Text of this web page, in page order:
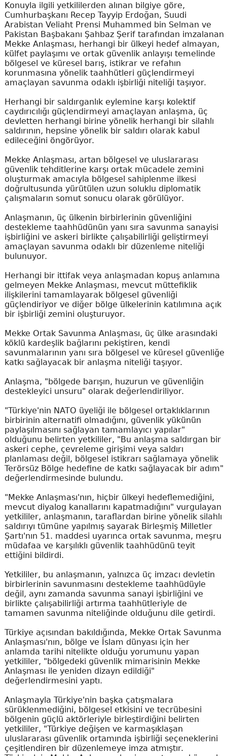
Konuyla ilgili yetkililerden alınan bilgiye göre,
Cumhurbaşkanı Recep Tayyip Erdoğan, Suudi
Arabistan Veliaht Prensi Muhammed bin Selman ve
Pakistan Başbakanı Şahbaz Şerif tarafından imzalanan
Mekke Anlaşması, herhangi bir ülkeyi hedef almayan,
külfet paylaşımı ve ortak güvenlik anlayışı temelinde
bölgesel ve küresel barış, istikrar ve refahın
korunmasına yönelik taahhütleri güçlendirmeyi
amaçlayan savunma odaklı işbirliği niteliği taşıyor.
Herhangi bir saldırganlık eylemine karşı kolektif
caydırıcılığı güçlendirmeyi amaçlayan anlaşma, üç
devletten herhangi birine yönelik herhangi bir silahlı
saldırının, hepsine yönelik bir saldırı olarak kabul
edileceğini öngörüyor.
Mekke Anlaşması, artan bölgesel ve uluslararası
güvenlik tehditlerine karşı ortak mücadele zemini
oluşturmak amacıyla bölgesel sahiplenme ilkesi
doğrultusunda yürütülen uzun soluklu diplomatik
çalışmaların somut sonucu olarak görülüyor.
Anlaşmanın, üç ülkenin birbirlerinin güvenliğini
destekleme taahhüdünün yanı sıra savunma sanayisi
işbirliğini ve askeri birlikte çalışabilirliği geliştirmeyi
amaçlayan savunma odaklı bir düzenleme niteliği
bulunuyor.
Herhangi bir ittifak veya anlaşmadan kopuş anlamına
gelmeyen Mekke Anlaşması, mevcut müttefiklik
ilişkilerini tamamlayarak bölgesel güvenliği
güçlendiriyor ve diğer bölge ülkelerinin katılımına açık
bir işbirliği zemini oluşturuyor.
Mekke Ortak Savunma Anlaşması, üç ülke arasındaki
köklü kardeşlik bağlarını pekiştiren, kendi
savunmalarının yanı sıra bölgesel ve küresel güvenliğe
katkı sağlayacak bir anlaşma niteliği taşıyor.
Anlaşma, "bölgede barışın, huzurun ve güvenliğin
destekleyici unsuru" olarak değerlendiriliyor.
"Türkiye'nin NATO üyeliği ile bölgesel ortaklıklarının
birbirinin alternatifi olmadığını, güvenlik yükünün
paylaşılmasını sağlayan tamamlayıcı yapılar"
olduğunu belirten yetkililer, "Bu anlaşma saldırgan bir
askeri cephe, çevreleme girişimi veya saldırı
planlaması değil, bölgesel istikrarı sağlamaya yönelik
Terörsüz Bölge hedefine de katkı sağlayacak bir adım"
değerlendirmesinde bulundu.
"Mekke Anlaşması'nın, hiçbir ülkeyi hedeflemediğini,
mevcut diyalog kanallarını kapatmadığını" vurgulayan
yetkililer, anlaşmanın, taraflardan birine yönelik silahlı
saldırıyı tümüne yapılmış sayarak Birleşmiş Milletler
Şartı'nın 51. maddesi uyarınca ortak savunma, meşru
müdafaa ve karşılıklı güvenlik taahhüdünü teyit
ettiğini bildirdi.
Yetkililer, bu anlaşmanın, yalnızca üç imzacı devletin
birbirlerinin savunmasını destekleme taahhüdüyle
değil, aynı zamanda savunma sanayi işbirliğini ve
birlikte çalışabilirliği artırma taahhütleriyle de
tamamen savunma niteliğinde olduğunu dile getirdi.
Türkiye açısından bakıldığında, Mekke Ortak Savunma
Anlaşması'nın, bölge ve İslam dünyası için her
anlamda tarihi nitelikte olduğu yorumunu yapan
yetkililer, "bölgedeki güvenlik mimarisinin Mekke
Anlaşması ile yeniden dizayn edildiği"
değerlendirmesini yaptı.
Anlaşmayla Türkiye'nin başka çatışmalara
sürüklenmediğini, bölgesel etkisini ve tecrübesini
bölgenin güçlü aktörleriyle birleştirdiğini belirten
yetkililer, "Türkiye değişen ve karmaşıklaşan
uluslararası güvenlik ortamında işbirliği seçeneklerini
çeşitlendiren bir düzenlemeye imza atmıştır.